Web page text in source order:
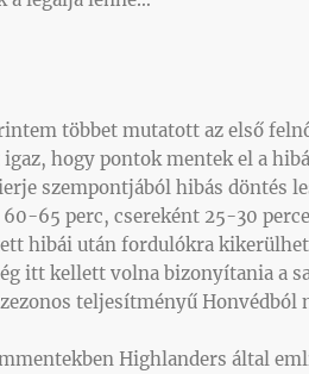
többet mutatott az első
hogy pontok mentek el a
szempontjából hibás döntés
65 perc, csereként 25-30
hibái után fordulókra
itt kellett volna bizonyítania a
teljesítményű Honvédból
Highlanders által